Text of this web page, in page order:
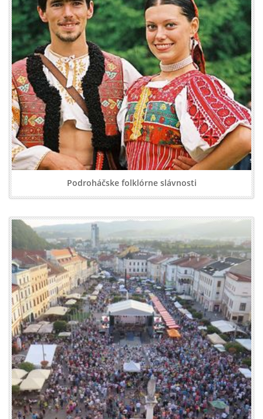
Podroháčske folklórne slávnosti